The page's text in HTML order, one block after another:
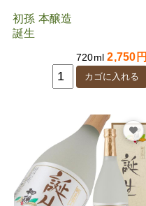
初孫 本醸造
誕生
720ml2,750円